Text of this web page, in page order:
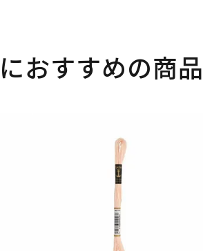
おすすめの商品